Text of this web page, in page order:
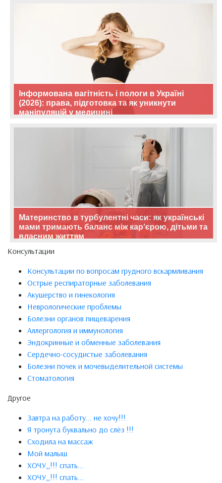
Інформована вагітність і пологи в Україні
(2026): права, підготовка та як уникнути
маніпуляцій у медицині
Материнство в турбулентні часи: як українські
мами тримають баланс між кар’єрою, дітьми та
власним життям
Консультации
Консультации по вопросам грудного вскармливания
Острые респираторные заболевания
Акушерство и гинекология
Неврологические проблемы
Болезни органов пищеварения
Аллергология и иммунология
Эндокринные и обменные заболевания
Сердечно-сосудистые заболевания
Болезни почек и мочевыделительной системы
Стоматология
Другое
Завтра на работу... не хочу!!!
Я тронута буквально до слёз !!!
Сходила на массаж
Мой малыш
ХОЧУ,,!!! спать...
ХОЧУ,,!!! спать...